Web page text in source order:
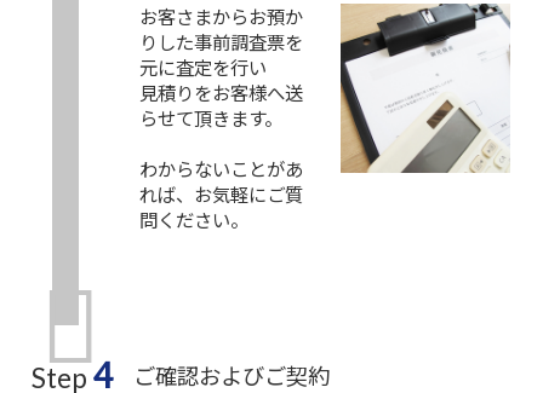
お客さまからお預か
りした事前調査票を
元に査定を行い
見積りをお客様へ送
らせて頂きます。
わからないことがあ
れば、お気軽にご質
問ください。
Step 4 ご確認およびご契約